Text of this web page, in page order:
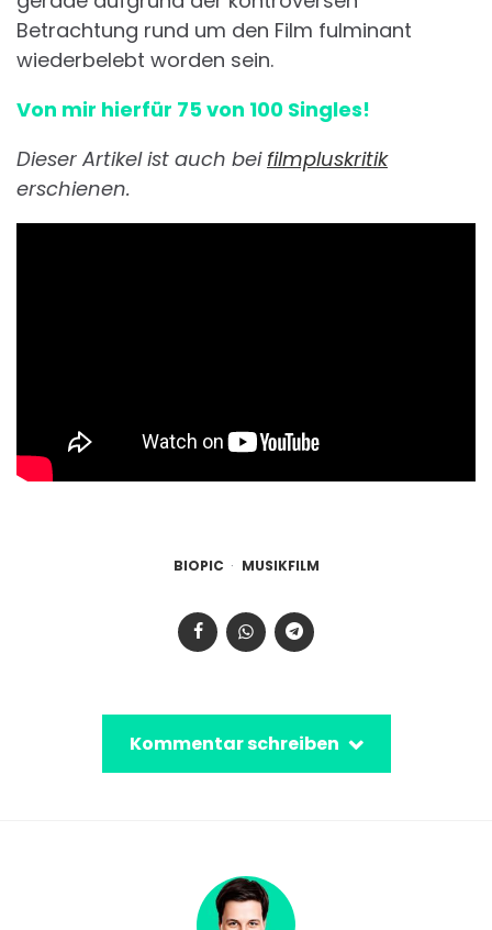
Betrachtung rund um den Film fulminant
wiederbelebt worden sein.
Von mir hierfür 75 von 100 Singles!
Dieser Artikel ist auch beifilmpluskritik
erschienen.
BIOPIC MUSIKFILM
Kommentar schreiben